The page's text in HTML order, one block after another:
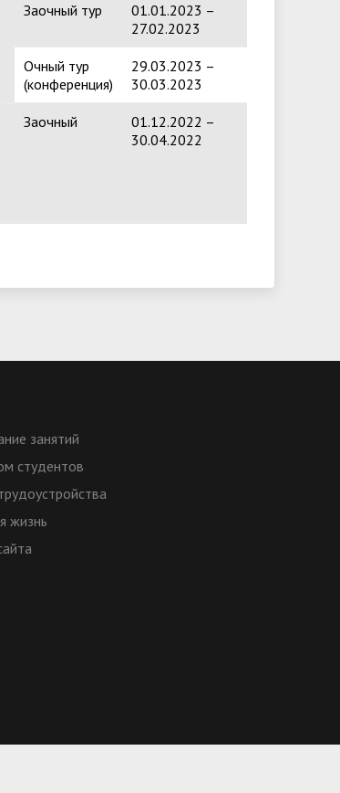
Заочный тур
01.01.2023 –
27.02.2023
Очный тур
(конференция)
29.03.2023 –
30.03.2023
Заочный
01.12.2022 –
30.04.2022
занятий
студентов
жизнь